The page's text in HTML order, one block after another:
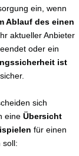
ein, wenn
Ablauf des einen
aktueller Anbieter
oder ein
ist
sich
eine Übersicht
für einen
soll: